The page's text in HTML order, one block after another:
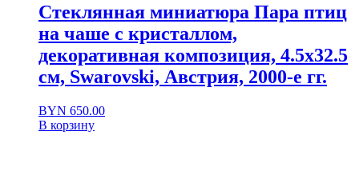
Стеклянная миниатюра Пара птиц
на чаше с кристаллом,
декоративная композиция, 4.5х32.5
см, Swarovski, Австрия, 2000-е гг.
BYN 650.00
В корзину